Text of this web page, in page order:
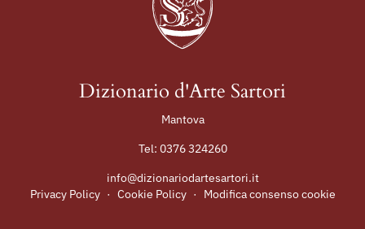
Dizionario d'Arte Sartori
Mantova
Tel: 0376 324260
info@dizionariodartesartori.it
Privacy Policy · Cookie Policy · Modifica consenso cookie